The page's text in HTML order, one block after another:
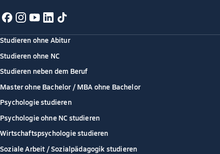
Studieren ohne Abitur
Studieren ohne NC
Studieren neben dem Beruf
Master ohne Bachelor / MBA ohne Bachelor
Psychologie studieren
Psychologie ohne NC studieren
Wirtschaftspsychologie studieren
Soziale Arbeit / Sozialpädagogik studieren